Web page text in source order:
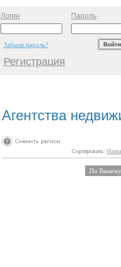
Логин Пароль
Забыли пароль?
Регистрация
Агентства
Сортировать:
По Вашему